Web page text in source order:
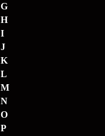
G
H
I
J
K
L
M
N
O
P